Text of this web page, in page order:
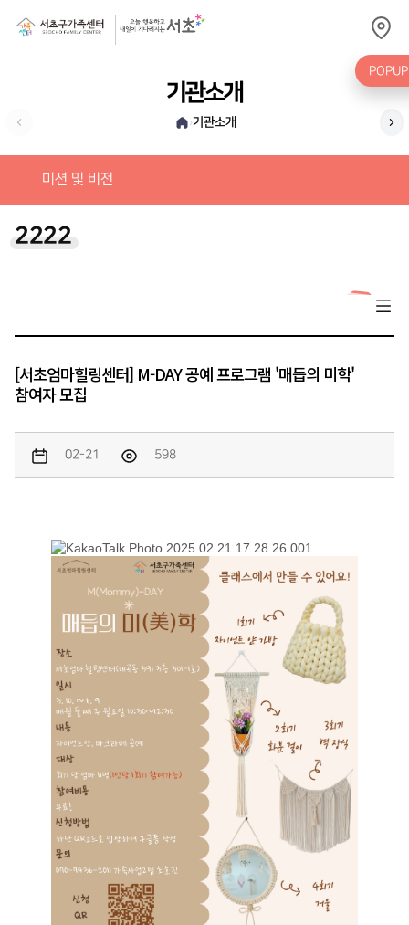
기관소개
›기관소개 가
미션 및 비전
2222
[서초엄마힐링센터] M-DAY 공예 프로그램 '매듭의 미학'
참여자 모집
02-21 598